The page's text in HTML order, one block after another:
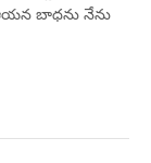
బాధను నేను